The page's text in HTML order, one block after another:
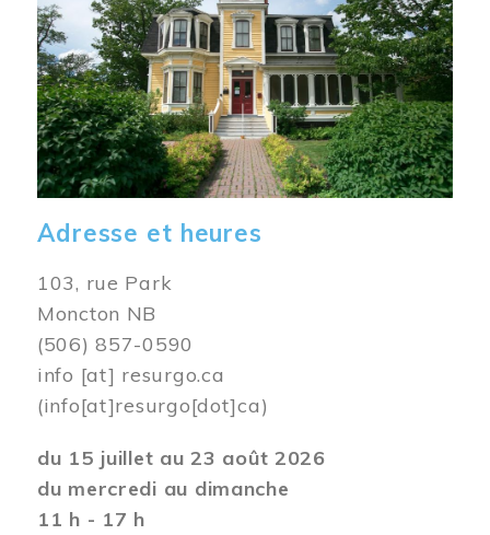
Adresse et heures
103, rue Park
Moncton NB
(506) 857-0590
info [at] resurgo.ca
(info[at]resurgo[dot]ca)
du 15 juillet au 23 août 2026
du mercredi au dimanche
11 h - 17 h